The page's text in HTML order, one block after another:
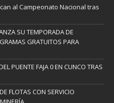
al Campeonato Nacional tras
SU TEMPORADA DE
GRATUITOS PARA
PUENTE FAJA 0 EN CUNCO TRAS
FLOTAS CON SERVICIO